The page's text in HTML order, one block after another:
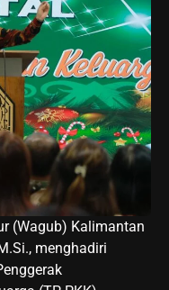
(Wagub) Kalimantan
menghadiri